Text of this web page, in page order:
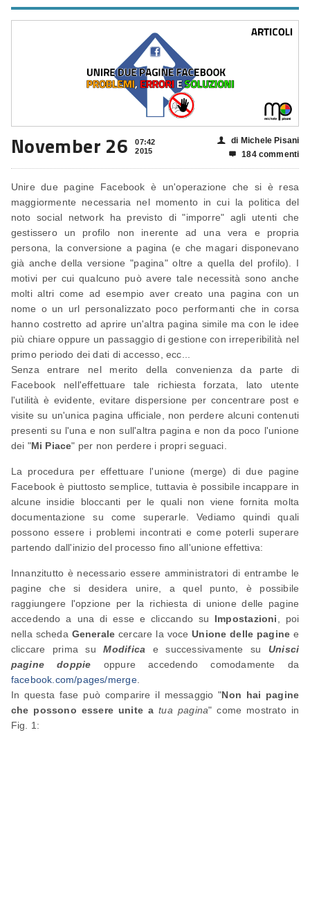
November 26
07:42
2015
👤 di Michele Pisani
 184 commenti
Unire due pagine Facebook è un'operazione che si è resa
maggiormente necessaria nel momento in cui la politica del
noto social network ha previsto di "imporre" agli utenti che
gestissero un profilo non inerente ad una vera e propria
persona, la conversione a pagina (e che magari disponevano
già anche della versione "pagina" oltre a quella del profilo). I
motivi per cui qualcuno può avere tale necessità sono anche
molti altri come ad esempio aver creato una pagina con un
nome o un url personalizzato poco performanti che in corsa
hanno costretto ad aprire un'altra pagina simile ma con le idee
più chiare oppure un passaggio di gestione con irreperibilità nel
primo periodo dei dati di accesso, ecc...
Senza entrare nel merito della convenienza da parte di
Facebook nell'effettuare tale richiesta forzata, lato utente
l'utilità è evidente, evitare dispersione per concentrare post e
visite su un'unica pagina ufficiale, non perdere alcuni contenuti
presenti su l'una e non sull'altra pagina e non da poco l'unione
dei "Mi Piace" per non perdere i propri seguaci.
La procedura per effettuare l'unione (merge) di due pagine
Facebook è piuttosto semplice, tuttavia è possibile incappare in
alcune insidie bloccanti per le quali non viene fornita molta
documentazione su come superarle. Vediamo quindi quali
possono essere i problemi incontrati e come poterli superare
partendo dall'inizio del processo fino all'unione effettiva:
Innanzitutto è necessario essere amministratori di entrambe le
pagine che si desidera unire, a quel punto, è possibile
raggiungere l'opzione per la richiesta di unione delle pagine
accedendo a una di esse e cliccando su Impostazioni , poi
nella scheda Generale cercare la voceUnione delle pagine e
cliccare prima suModifica e successivamente suUnisci
pagine doppie oppure accedendo comodamente da
facebook.com/pages/merge.
In questa fase può comparire il messaggio "Non hai pagine
che possono essere unite atua pagina" come mostrato in
Fig. 1: